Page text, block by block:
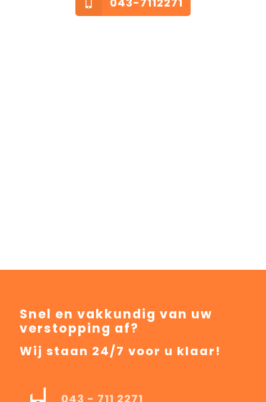
Snel en vakkundig van uw
verstopping af?
Wij staan 24/7 voor u klaar!
043 - 711 2271